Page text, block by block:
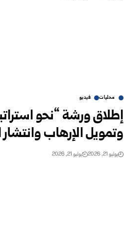
محليات فيديو
إطلاق ورشة “نحو
وتمويل الإرهاب
يوليو 21, 2026 يوليو 21, 2026